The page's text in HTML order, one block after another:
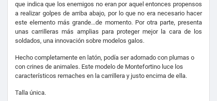
que indica que los enemigos no eran por aquel entonces propensos
a realizar golpes de arriba abajo, por lo que no era necesario hacer
este elemento más grande...de momento. Por otra parte, presenta
unas carrilleras más amplias para proteger mejor la cara de los
soldados, una innovación sobre modelos galos.
Hecho completamente en latón, podía ser adornado con plumas o
con crines de animales. Este modelo de Montefortino luce los
característicos remaches en la carrillera y justo encima de ella.
Talla única.